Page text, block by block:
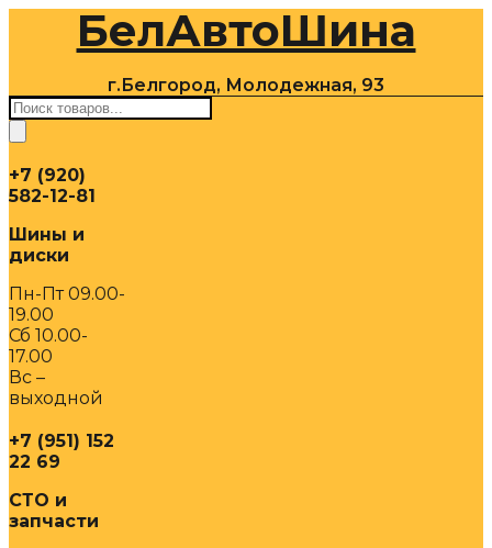
содержимомуБелАвтоШина
г.Белгород, Молодежная, 93
Поиск
товаров
+7 (920)
582-12-81
Шины и
диски
Пн-Пт 09.00-
19.00
Сб 10.00-
17.00
Вс –
выходной
+7 (951) 152
22 69
СТО и
запчасти